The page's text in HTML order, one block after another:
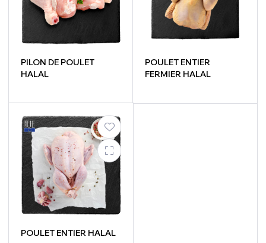
PILON DE POULET
HALAL
POULET ENTIER
FERMIER HALAL
POULET ENTIER HALAL